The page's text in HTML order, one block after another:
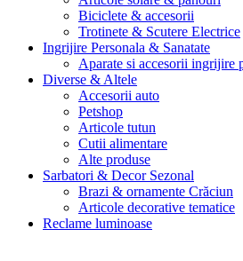
Biciclete & accesorii
Trotinete & Scutere Electrice
Ingrijire Personala & Sanatate
Aparate si accesorii ingrijire
Diverse & Altele
Accesorii auto
Petshop
Articole tutun
Cutii alimentare
Alte produse
Sarbatori & Decor Sezonal
Brazi & ornamente Crăciun
Articole decorative tematice
Reclame luminoase